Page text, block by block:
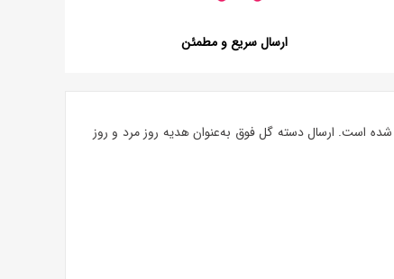
ارسال سریع و مطمئن
است. ارسال دسته گل فوق به‌عنوان هدیه روز مرد و روز